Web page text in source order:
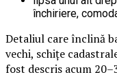
închiriere,
Detaliul care înclină
vechi, schițe
fost descris acum